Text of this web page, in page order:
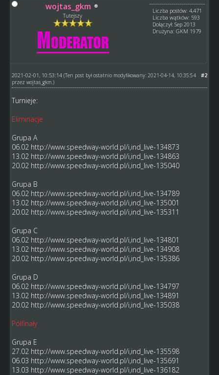
wojtas_gkm
Tutejszy
Liczba postów: 4,471
Liczba wątków: 593
Dołączył: Sep 2013
Drużyna: GKM 1979
#2
2021-02-01, 10:53:14 (Ten post był ostatnio modyfikowany: 2021-04-14, 10:35:54
przez wojtas_gkm .)
Turnieje:
Eliminacje
Grupa A
06.02 http://www.speedway-world.pl/i,ind_live-134873
13.02 http://www.speedway-world.pl/i,ind_live-134863
20.02 http://www.speedway-world.pl/i,ind_live-135040
Grupa B
06.02 http://www.speedway-world.pl/i,ind_live-134789
13.02 http://www.speedway-world.pl/i,ind_live-135001
20.02 http://www.speedway-world.pl/i,ind_live-135311
Grupa C
06.02 http://www.speedway-world.pl/i,ind_live-134801
13.02 http://www.speedway-world.pl/i,ind_live-134908
20.02 http://www.speedway-world.pl/i,ind_live-135386
Grupa D
06.02 http://www.speedway-world.pl/i,ind_live-134797
13.02 http://www.speedway-world.pl/i,ind_live-134891
20.02 http://www.speedway-world.pl/i,ind_live-135038
Półfinały
Grupa E
27.02 http://www.speedway-world.pl/i,ind_live-135598
06.03 http://www.speedway-world.pl/i,ind_live-135691
13.03 http://www.speedway-world.pl/i,ind_live-136182